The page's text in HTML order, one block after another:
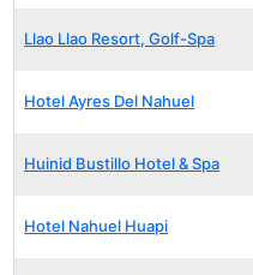
Llao Llao Resort, Golf-Spa
Hotel Ayres Del Nahuel
Huinid Bustillo Hotel & Spa
Hotel Nahuel Huapi